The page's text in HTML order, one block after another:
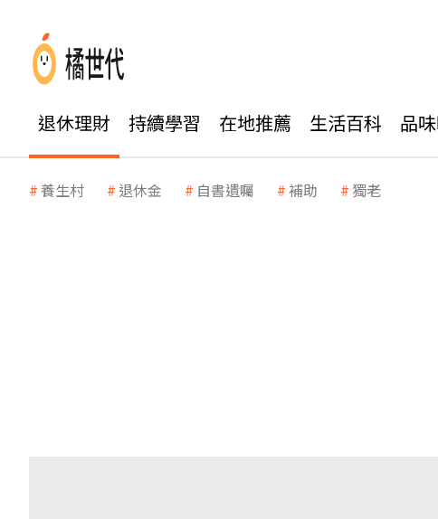
退休理財 持續學習 在地推薦 生活百科 品
養生村 退休金 自書遺囑 補助 獨老